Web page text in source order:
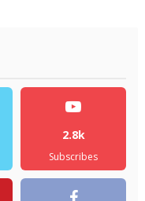
2.8k
Subscribes